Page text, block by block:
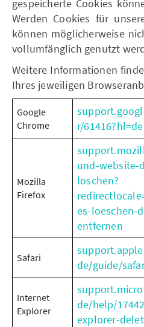
gespeicherte Cookies
Werden Cookies für
können möglicherweise
vollumfänglich genutzt
Weitere Informationen
Ihres jeweiligen
Google
Chrome
r/61416?hl=de
Mozilla
Firefox
und-website-
loschen?
es-loeschen-
entfernen
Safari
de/guide/
Internet
Explorer
de/help/
explorer-